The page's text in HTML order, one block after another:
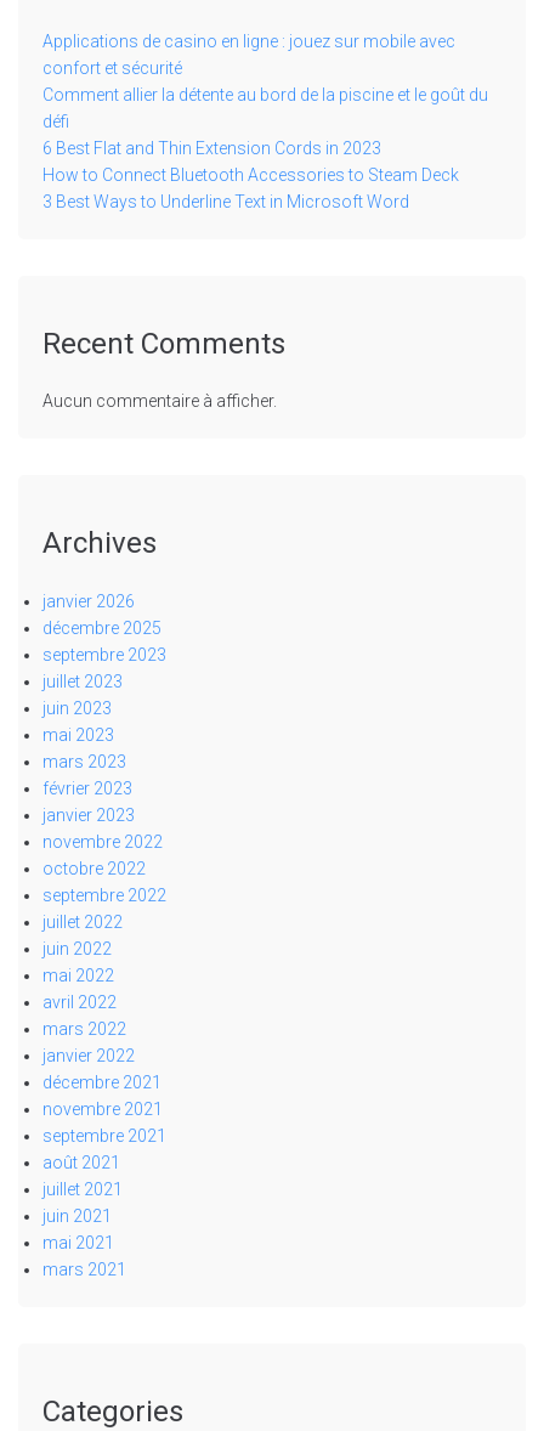
Applications de casino en ligne : jouez sur mobile avec
confort et sécurité
Comment allier la détente au bord de la piscine et le goût du
défi
6 Best Flat and Thin Extension Cords in 2023
How to Connect Bluetooth Accessories to Steam Deck
3 Best Ways to Underline Text in Microsoft Word
Recent Comments
Aucun commentaire à afficher.
Archives
janvier 2026
décembre 2025
septembre 2023
juillet 2023
juin 2023
mai 2023
mars 2023
février 2023
janvier 2023
novembre 2022
octobre 2022
septembre 2022
juillet 2022
juin 2022
mai 2022
avril 2022
mars 2022
janvier 2022
décembre 2021
novembre 2021
septembre 2021
août 2021
juillet 2021
juin 2021
mai 2021
mars 2021
Categories